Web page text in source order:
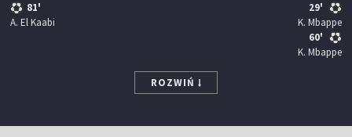
81'
A. El Kaabi
29'
K. Mbappe
60'
K. Mbappe
ROZWIŃ